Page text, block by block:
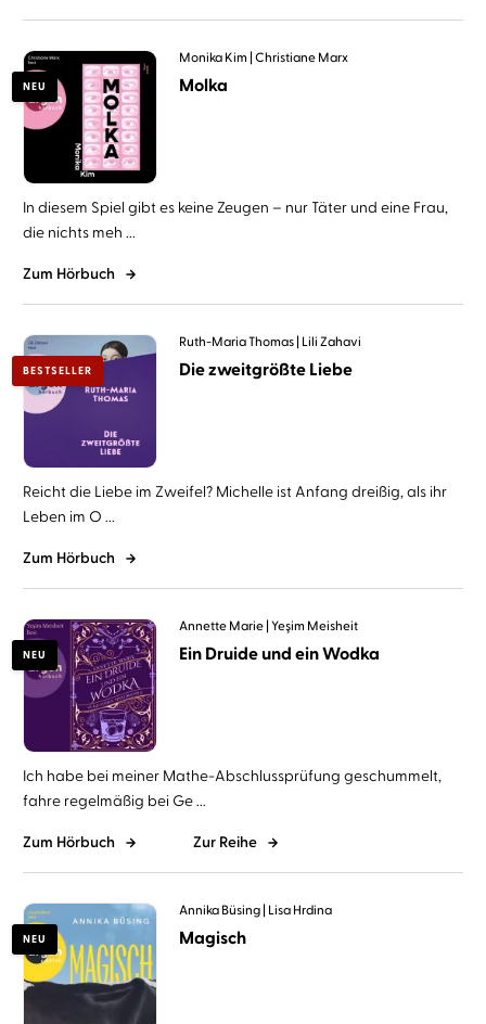
NEU
Monika Kim Christiane Marx
Molka
In diesem Spiel gibt es keine Zeugen – nur Täter und eine Frau,
die nichts meh ...
Zum Hörbuch
BESTSELLER
Ruth-Maria Thomas Lili Zahavi
Die zweitgrößte Liebe
Reicht die Liebe im Zweifel? Michelle ist Anfang dreißig, als ihr
Leben im O ...
Zum Hörbuch
NEU
Annette Marie Yeşim Meisheit
Ein Druide und ein Wodka
Ich habe bei meiner Mathe-Abschlussprüfung geschummelt,
fahre regelmäßig bei Ge ...
Zum Hörbuch Zur Reihe
NEU
Annika Büsing Lisa Hrdina
Magisch